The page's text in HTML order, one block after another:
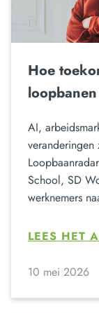
Hoe
AI,
School, SD
werknemers
LEES HET
10 mei 2026